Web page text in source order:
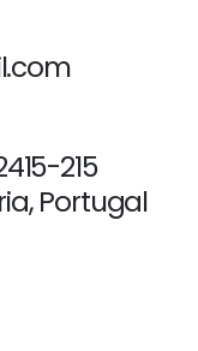
215
Portugal